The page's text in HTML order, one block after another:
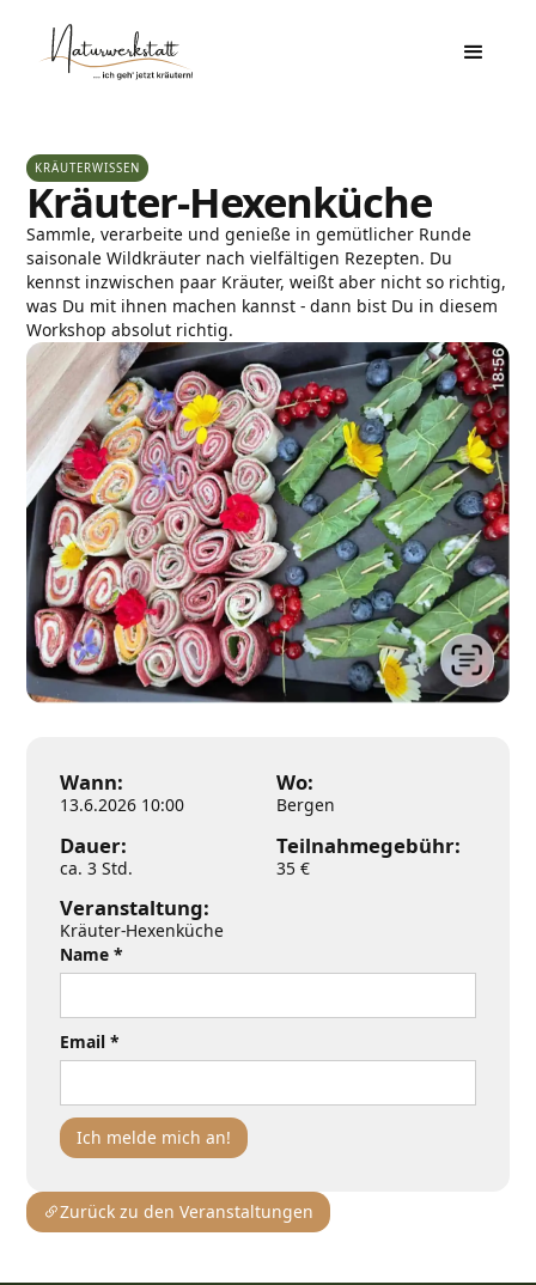
KRÄUTERWISSEN
Kräuter-Hexenküche
Sammle, verarbeite und genieße in gemütlicher Runde
saisonale Wildkräuter nach vielfältigen Rezepten. Du
kennst inzwischen paar Kräuter, weißt aber nicht so richtig,
was Du mit ihnen machen kannst - dann bist Du in diesem
Workshop absolut richtig.
Wann:
13.6.2026 10:00
Wo:
Bergen
Dauer:
ca. 3 Std.
Teilnahmegebühr:
35 €
Veranstaltung:
Kräuter-Hexenküche
Name *
Email *
Zurück zu den Veranstaltungen